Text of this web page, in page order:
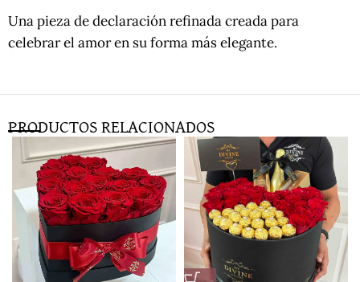
Una pieza de declaración refinada creada para
celebrar el amor en su forma más elegante.
PRODUCTOS RELACIONADOS